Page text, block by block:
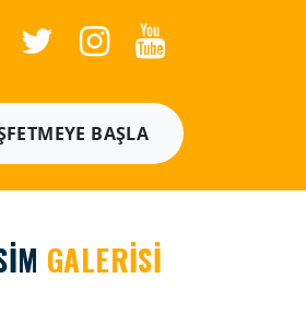
BAŞLA
GALERİSİ